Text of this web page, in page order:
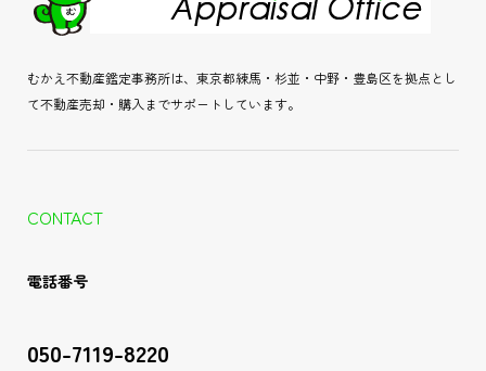
むかえ不動産鑑定事務所は、東京都練馬・杉並・中野・豊島区を拠点とし
て不動産売却・購入までサポートしています。
CONTACT
電話番号
050-7119-8220